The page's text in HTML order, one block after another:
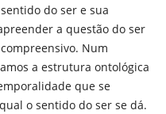
do ser e sua
a questão do ser
Num
a estrutura ontológica
que se
o sentido do ser se dá.